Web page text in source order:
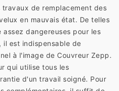
de remplacement des
en mauvais état. De telles
dangereuses pour les
il est indispensable de
à l'image de Couvreur Zepp.
qui utilise tous les
d'un travail soigné. Pour